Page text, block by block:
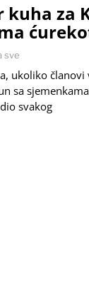
kuha za
sve
ukoliko članovi
sa
svakog